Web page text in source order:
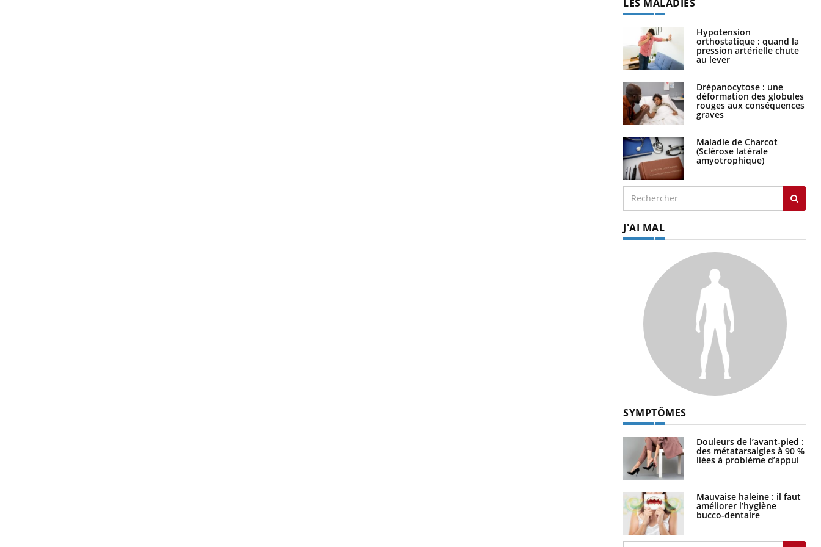
LES MALADIES
Hypotension
orthostatique : quand la
pression artérielle chute
au lever
Drépanocytose : une
déformation des globules
rouges aux conséquences
graves
Maladie de Charcot
(Sclérose latérale
amyotrophique)
J'AI MAL
SYMPTÔMES
Douleurs de l’avant-pied :
des métatarsalgies à 90 %
liées à problème d’appui
Mauvaise haleine : il faut
améliorer l’hygiène
bucco-dentaire